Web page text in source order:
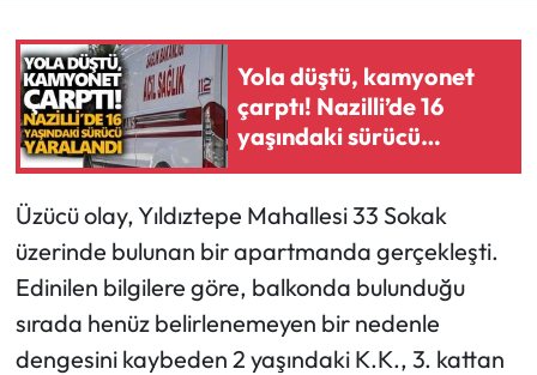
Yola düştü, kamyonet
çarptı! Nazilli’de 16
yaşındaki sürücü
yaralandı
Üzücü olay, Yıldıztepe Mahallesi 33 Sokak
üzerinde bulunan bir apartmanda gerçekleşti.
Edinilen bilgilere göre, balkonda bulunduğu
sırada henüz belirlenemeyen bir nedenle
dengesini kaybeden 2 yaşındaki K.K., 3. kattan
HABER İLAN